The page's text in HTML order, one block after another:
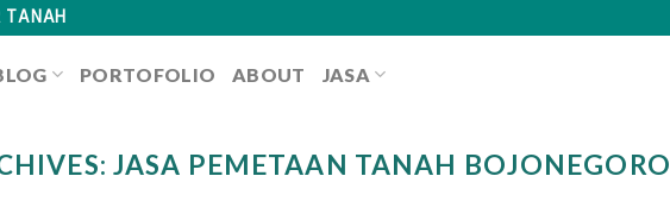
TANAH
PORTOFOLIO ABOUT JASA
JASA PEMETAAN TANAH BOJONEGORO